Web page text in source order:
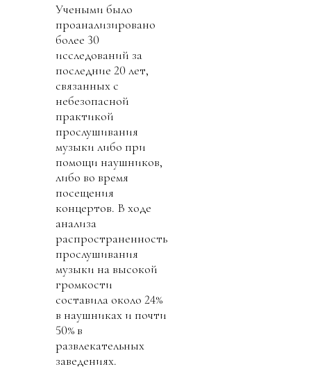
Учеными было
проанализировано
более 30
исследований за
последние 20 лет,
связанных с
небезопасной
практикой
прослушивания
музыки либо при
помощи наушников,
либо во время
посещения
концертов. В ходе
анализа
распространенность
прослушивания
музыки на высокой
громкости
составила около 24%
в наушниках и почти
50% в
развлекательных
заведениях.